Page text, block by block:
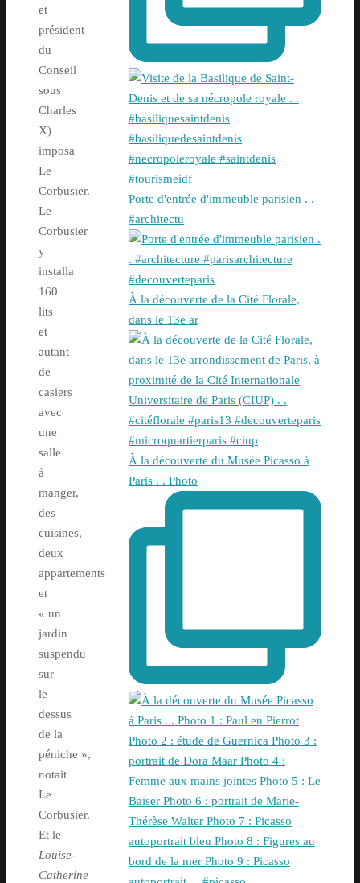
et
président
du
Conseil
sous
Charles
X)
imposa
Le
Corbusier.
Le
Corbusier
y
installa
160
lits
et
autant
de
casiers
avec
une
salle
à
manger,
des
cuisines,
deux
appartements
et
« un
jardin
suspendu
sur
le
dessus
de la
péniche »,
notait
Le
Corbusier.
Et le
Louise-
Catherine
Porte d'entrée d'immeuble parisien . .
#architectu
À la découverte de la Cité Florale,
dans le 13e ar
À la découverte du Musée Picasso à
Paris . . Photo